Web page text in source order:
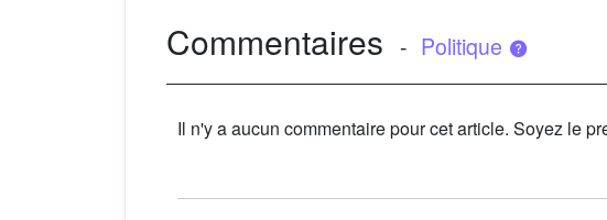
Commentaires - Politique
Il n'y a aucun commentaire pour cet article. Soyez le